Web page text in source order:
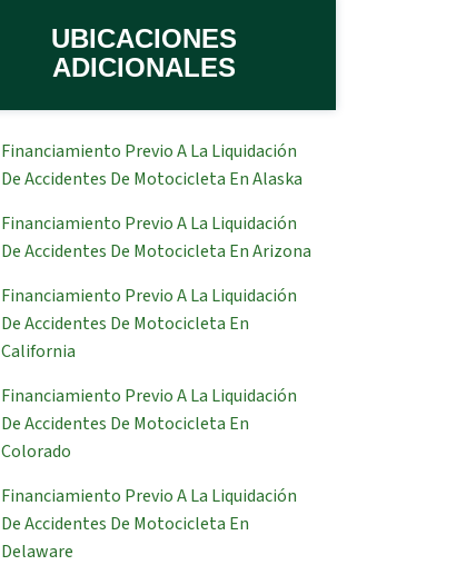
UBICACIONES
ADICIONALES
Financiamiento Previo A La Liquidación
De Accidentes De Motocicleta En Alaska
Financiamiento Previo A La Liquidación
De Accidentes De Motocicleta En Arizona
Financiamiento Previo A La Liquidación
De Accidentes De Motocicleta En
California
Financiamiento Previo A La Liquidación
De Accidentes De Motocicleta En
Colorado
Financiamiento Previo A La Liquidación
De Accidentes De Motocicleta En
Delaware